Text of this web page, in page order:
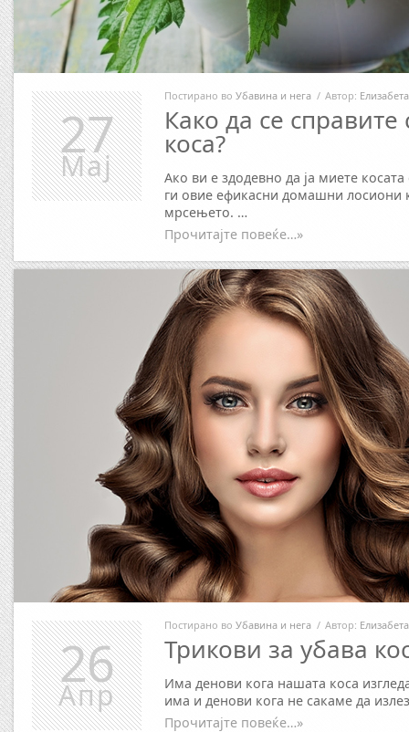
Постирано во Убавина и нега / Автор:
Како да се справите
коса?
Ако ви е здодевно да ја миете косата
ги овие ефикасни домашни лосиони
мрсењето. …
Прочитајте повеќе…»
27
Мај
Постирано во Убавина и нега / Автор:
Трикови за убава
Има денови кога нашата коса
има и денови кога не сакаме да
Прочитајте повеќе…»
26
Апр